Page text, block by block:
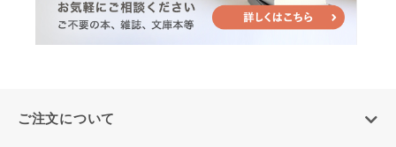
ご注文について